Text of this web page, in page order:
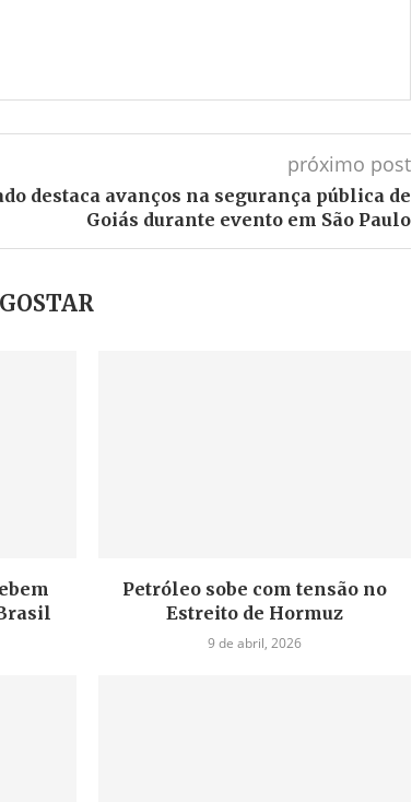
próximo post
destaca avanços na segurança pública de
Goiás durante evento em São Paulo
Petróleo sobe com tensão no
Estreito de Hormuz
9 de abril, 2026